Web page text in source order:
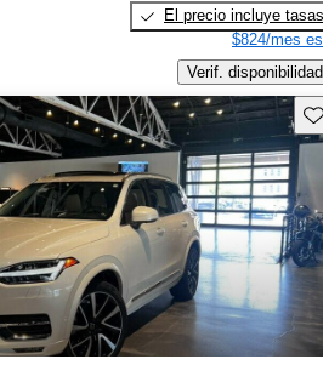
El precio incluye tasas
$824/mes
Verif. disponibilidad